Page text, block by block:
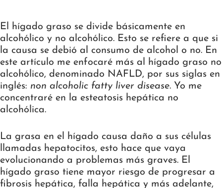
El hígado graso se divide básicamente en
alcohólico y no alcohólico. Esto se refiere a que si
la causa se debió al consumo de alcohol o no. En
este artículo me enfocaré más al hígado graso no
alcohólico, denominado NAFLD, por sus siglas en
inglés: non alcoholic fatty liver disease. Yo me
concentraré en la esteatosis hepática no
alcohólica.
La grasa en el hígado causa daño a sus células
llamadas hepatocitos, esto hace que vaya
evolucionando a problemas más graves. El
hígado graso tiene mayor riesgo de progresar a
fibrosis hepática, falla hepática y más adelante,